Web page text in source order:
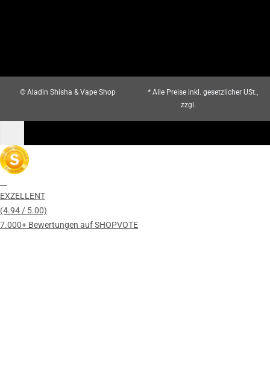
© Aladin Shisha & Vape Shop
* Alle Preise inkl. gesetzlicher USt.,
zzgl.
EXZELLENT
(4.94 / 5.00)
7.000+ Bewertungen auf SHOPVOTE